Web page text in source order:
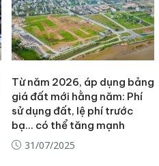
Từ năm 2026, áp dụng bảng
giá đất mới hằng năm: Phí
sử dụng đất, lệ phí trước
bạ… có thể tăng mạnh
31/07/2025